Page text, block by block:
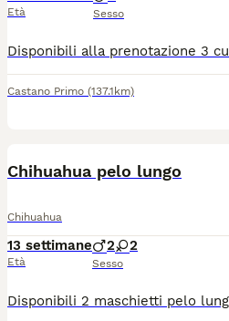
Età Sesso
Castano Primo (137.1km)
Chihuahua pelo lungo
Chihuahua
13 settimane
Età
2 2
Sesso